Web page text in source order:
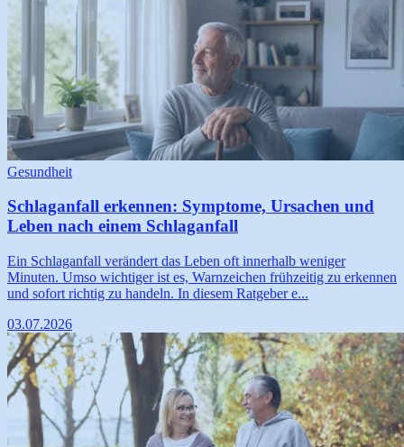
Gesundheit
Schlaganfall erkennen: Symptome, Ursachen und
Leben nach einem Schlaganfall
Ein Schlaganfall verändert das Leben oft innerhalb weniger
Minuten. Umso wichtiger ist es, Warnzeichen frühzeitig zu erkennen
und sofort richtig zu handeln. In diesem Ratgeber e...
03.07.2026